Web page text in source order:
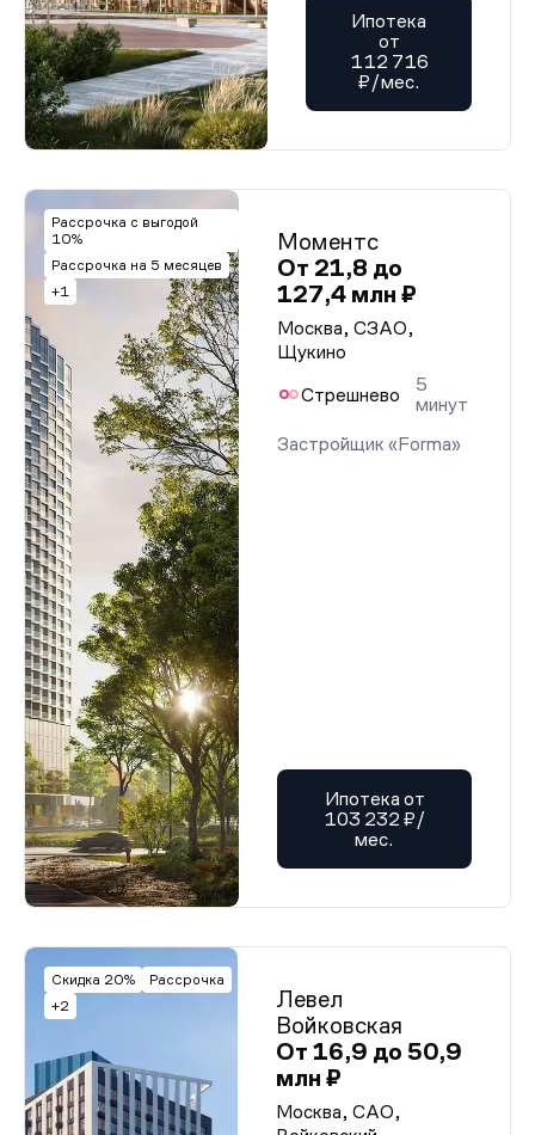
Ипотека
от
112 716
₽/мес.
Рассрочка с выгодой
10%
Рассрочка на 5 месяцев
+1
Моментс
От 21,8 до
127,4 млн ₽
Москва, СЗАО,
Щукино
Стрешнево
5
минут
Застройщик «Forma»
Ипотека от
103 232 ₽/
мес.
Скидка 20%
Рассрочка
+2
Левел
Войковская
От 16,9 до 50,9
млн ₽
Москва, САО,